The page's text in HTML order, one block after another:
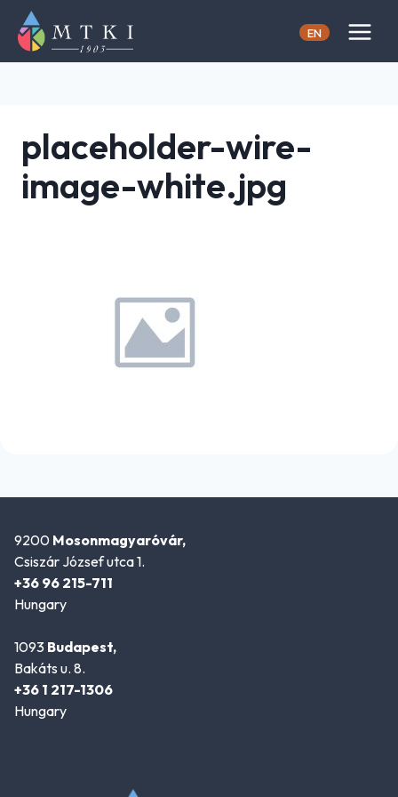
content
EN
placeholder-wire-
image-white.jpg
9200 Mosonmagyaróvár,
Csiszár József utca 1.
+36 96 215-711
Hungary
1093 Budapest,
Bakáts u. 8.
+36 1 217-1306
Hungary